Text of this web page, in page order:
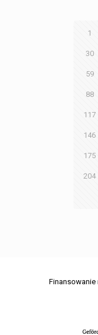
1
30
59
88
117
146
175
204
Finansowanie